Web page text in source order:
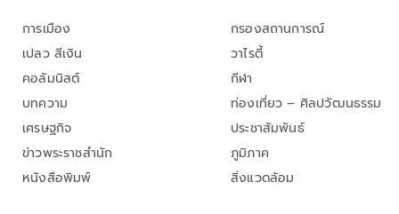
การเมือง
เปลว สีเงิน
คอลัมนิสต์
บทความ
เศรษฐกิจ
ข่าวพระราชสำนัก
หนังสือพิมพ์
กรองสถานการณ์
วาไรตี้
กีฬา
ท่องเที่ยว – ศิลปวัฒนธรรม
ประชาสัมพันธ์
ภูมิภาค
สิ่งแวดล้อม